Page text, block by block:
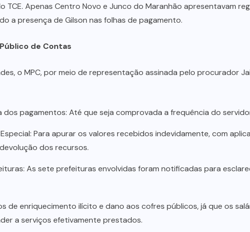
TCE. Apenas Centro Novo e Junco do Maranhão apresentavam
a presença de Gilson nas folhas de pagamento.
de Contas
o MPC, por meio de representação assinada pelo procurador
dos pagamentos: Até que seja comprovada a frequência do
Para apurar os valores recebidos indevidamente, com
dos recursos.
As sete prefeituras envolvidas foram notificadas para
de enriquecimento ilícito e dano aos cofres públicos, já que os
a serviços efetivamente prestados.